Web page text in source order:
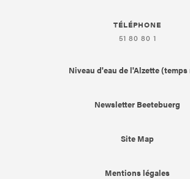
TÉLÉPHONE
51 80 80 1
Niveau d'eau de l'Alzette (temps
Newsletter Beetebuerg
Site Map
Mentions légales